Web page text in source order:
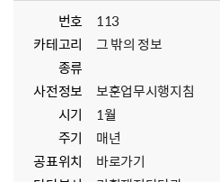
번호
113
카테고리
그 밖의 정보
종류
사전정보
보훈업무시행지침
시기
1월
주기
매년
공표위치
바로가기